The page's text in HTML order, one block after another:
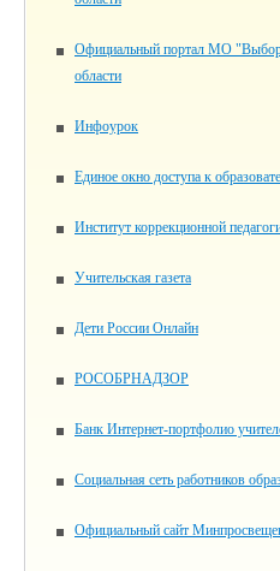
Официальный портал МО
области
Инфоурок
Единое окно доступа к
Институт коррекционной
Учительская газета
Дети России Онлайн
РОСОБРНАДЗОР
Банк Интернет-портфолио
Социальная сеть работников
Официальный сайт